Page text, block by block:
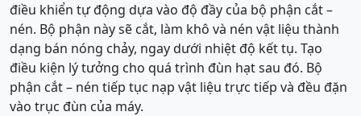
điều khiển tự động dựa vào độ đầy của bộ phận cắt –
nén. Bộ phận này sẽ cắt, làm khô và nén vật liệu thành
dạng bán nóng chảy, ngay dưới nhiệt độ kết tụ. Tạo
điều kiện lý tưởng cho quá trình đùn hạt sau đó. Bộ
phận cắt – nén tiếp tục nạp vật liệu trực tiếp và đều đặn
vào trục đùn của máy.